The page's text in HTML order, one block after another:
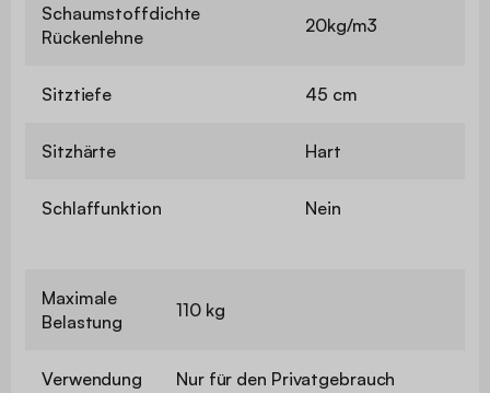
Schaumstoffdichte
Rückenlehne
20kg/m3
Sitztiefe 45 cm
Sitzhärte Hart
Schlaffunktion Nein
Maximale
Belastung
110 kg
Verwendung Nur für den Privatgebrauch